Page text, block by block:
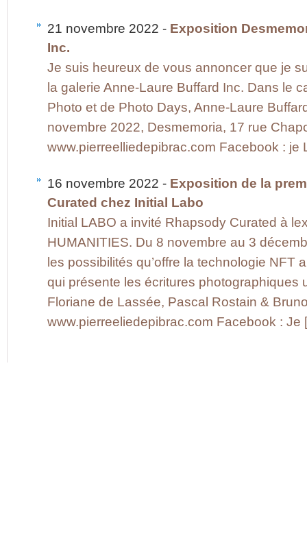
21 novembre 2022 - Exposition
Inc.
Je suis heureux de vous annoncer que je
la galerie Anne-Laure Buffard Inc. Dans le
Photo et de Photo Days, Anne-Laure
novembre 2022, Desmemoria, 17 rue
www.pierreelliedepibrac.com Facebook : je
16 novembre 2022 - Exposition de la
Curated chez Initial Labo
Initial LABO a invité Rhapsody Curated à
HUMANITIES. Du 8 novembre au 3
les possibilités qu’offre la technologie NFT
qui présente les écritures photographiques
Floriane de Lassée, Pascal Rostain &
www.pierreeliedepibrac.com Facebook :